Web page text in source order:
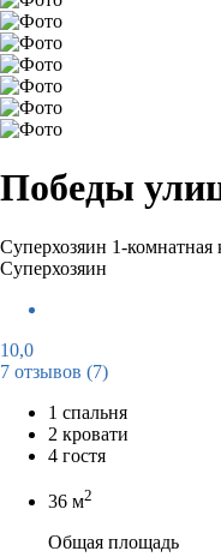
Победы
Суперхозяин 1-комнатная
Суперхозяин
10,0
7 отзывов (7)
1 спальня
2 кровати
4 гостя
36 м2
Общая площадь